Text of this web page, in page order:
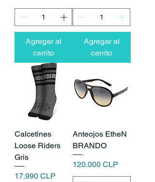
Agregar al
carrito
Agregar al
carrito
Calcetines
Loose Riders
Gris
Precio
17.990 CLP
Anteojos EtheN
BRANDO
Precio
120.000 CLP